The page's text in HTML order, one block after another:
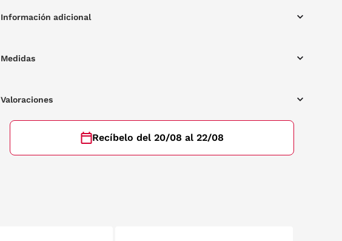
Información adicional
Medidas
Valoraciones
Recíbelo del 20/08 al 22/08